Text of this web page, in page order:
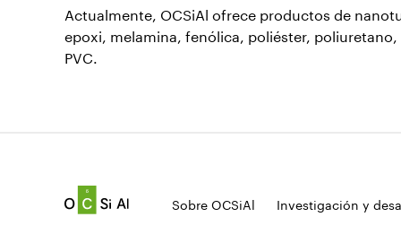
Actualmente, OCSiAl ofrece productos de
epoxi, melamina, fenólica, poliéster,
PVC.
Sobre OCSiAl Investigación y